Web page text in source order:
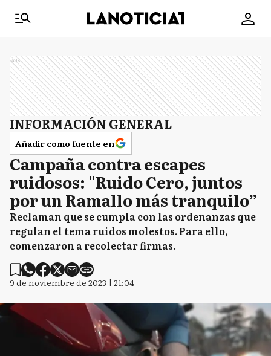
Ads
INFORMACIÓN GENERAL
Añadir como fuente en
Campaña contra escapes
ruidosos: "Ruido Cero, juntos
por un Ramallo más tranquilo”
Reclaman que se cumpla con las ordenanzas que
regulan el tema ruidos molestos. Para ello,
comenzaron a recolectar firmas.
9 de noviembre de 2023 | 21:04